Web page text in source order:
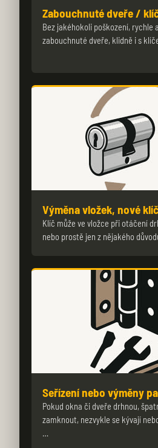
Zabouchnuté dveře /
Bez jakéhokoli poškození, rychle
zabouchnuté dveře, klidně i s
Výměna vložek, nové
Klíč může ve vložce při otáčení
nebo prostě jen z nějakého
Seřízení nebo výměny
Pokud okna či dveře drhnou,
zamknout, nezvykle se kývají
…